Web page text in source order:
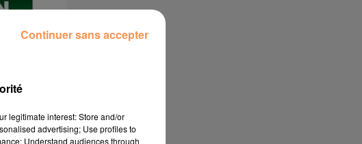
legitimate interest: Store and/or
advertising; Use profiles to
Understand audiences through
Continuer sans accepter